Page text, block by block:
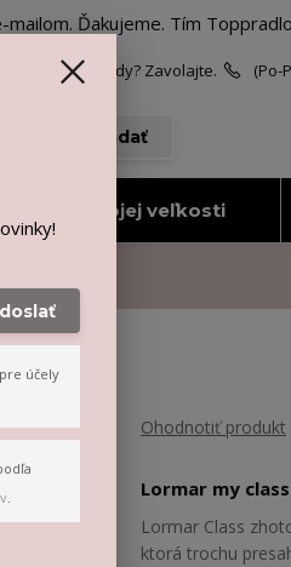
Ďakujeme. Tím
Hľadať
Neviete si rady? Zavolajte. (Po-
si podľa mojej veľkosti
Ohodnotiť produkt
Lormar my class
Lormar Class
ktorá trochu
pre účely
.